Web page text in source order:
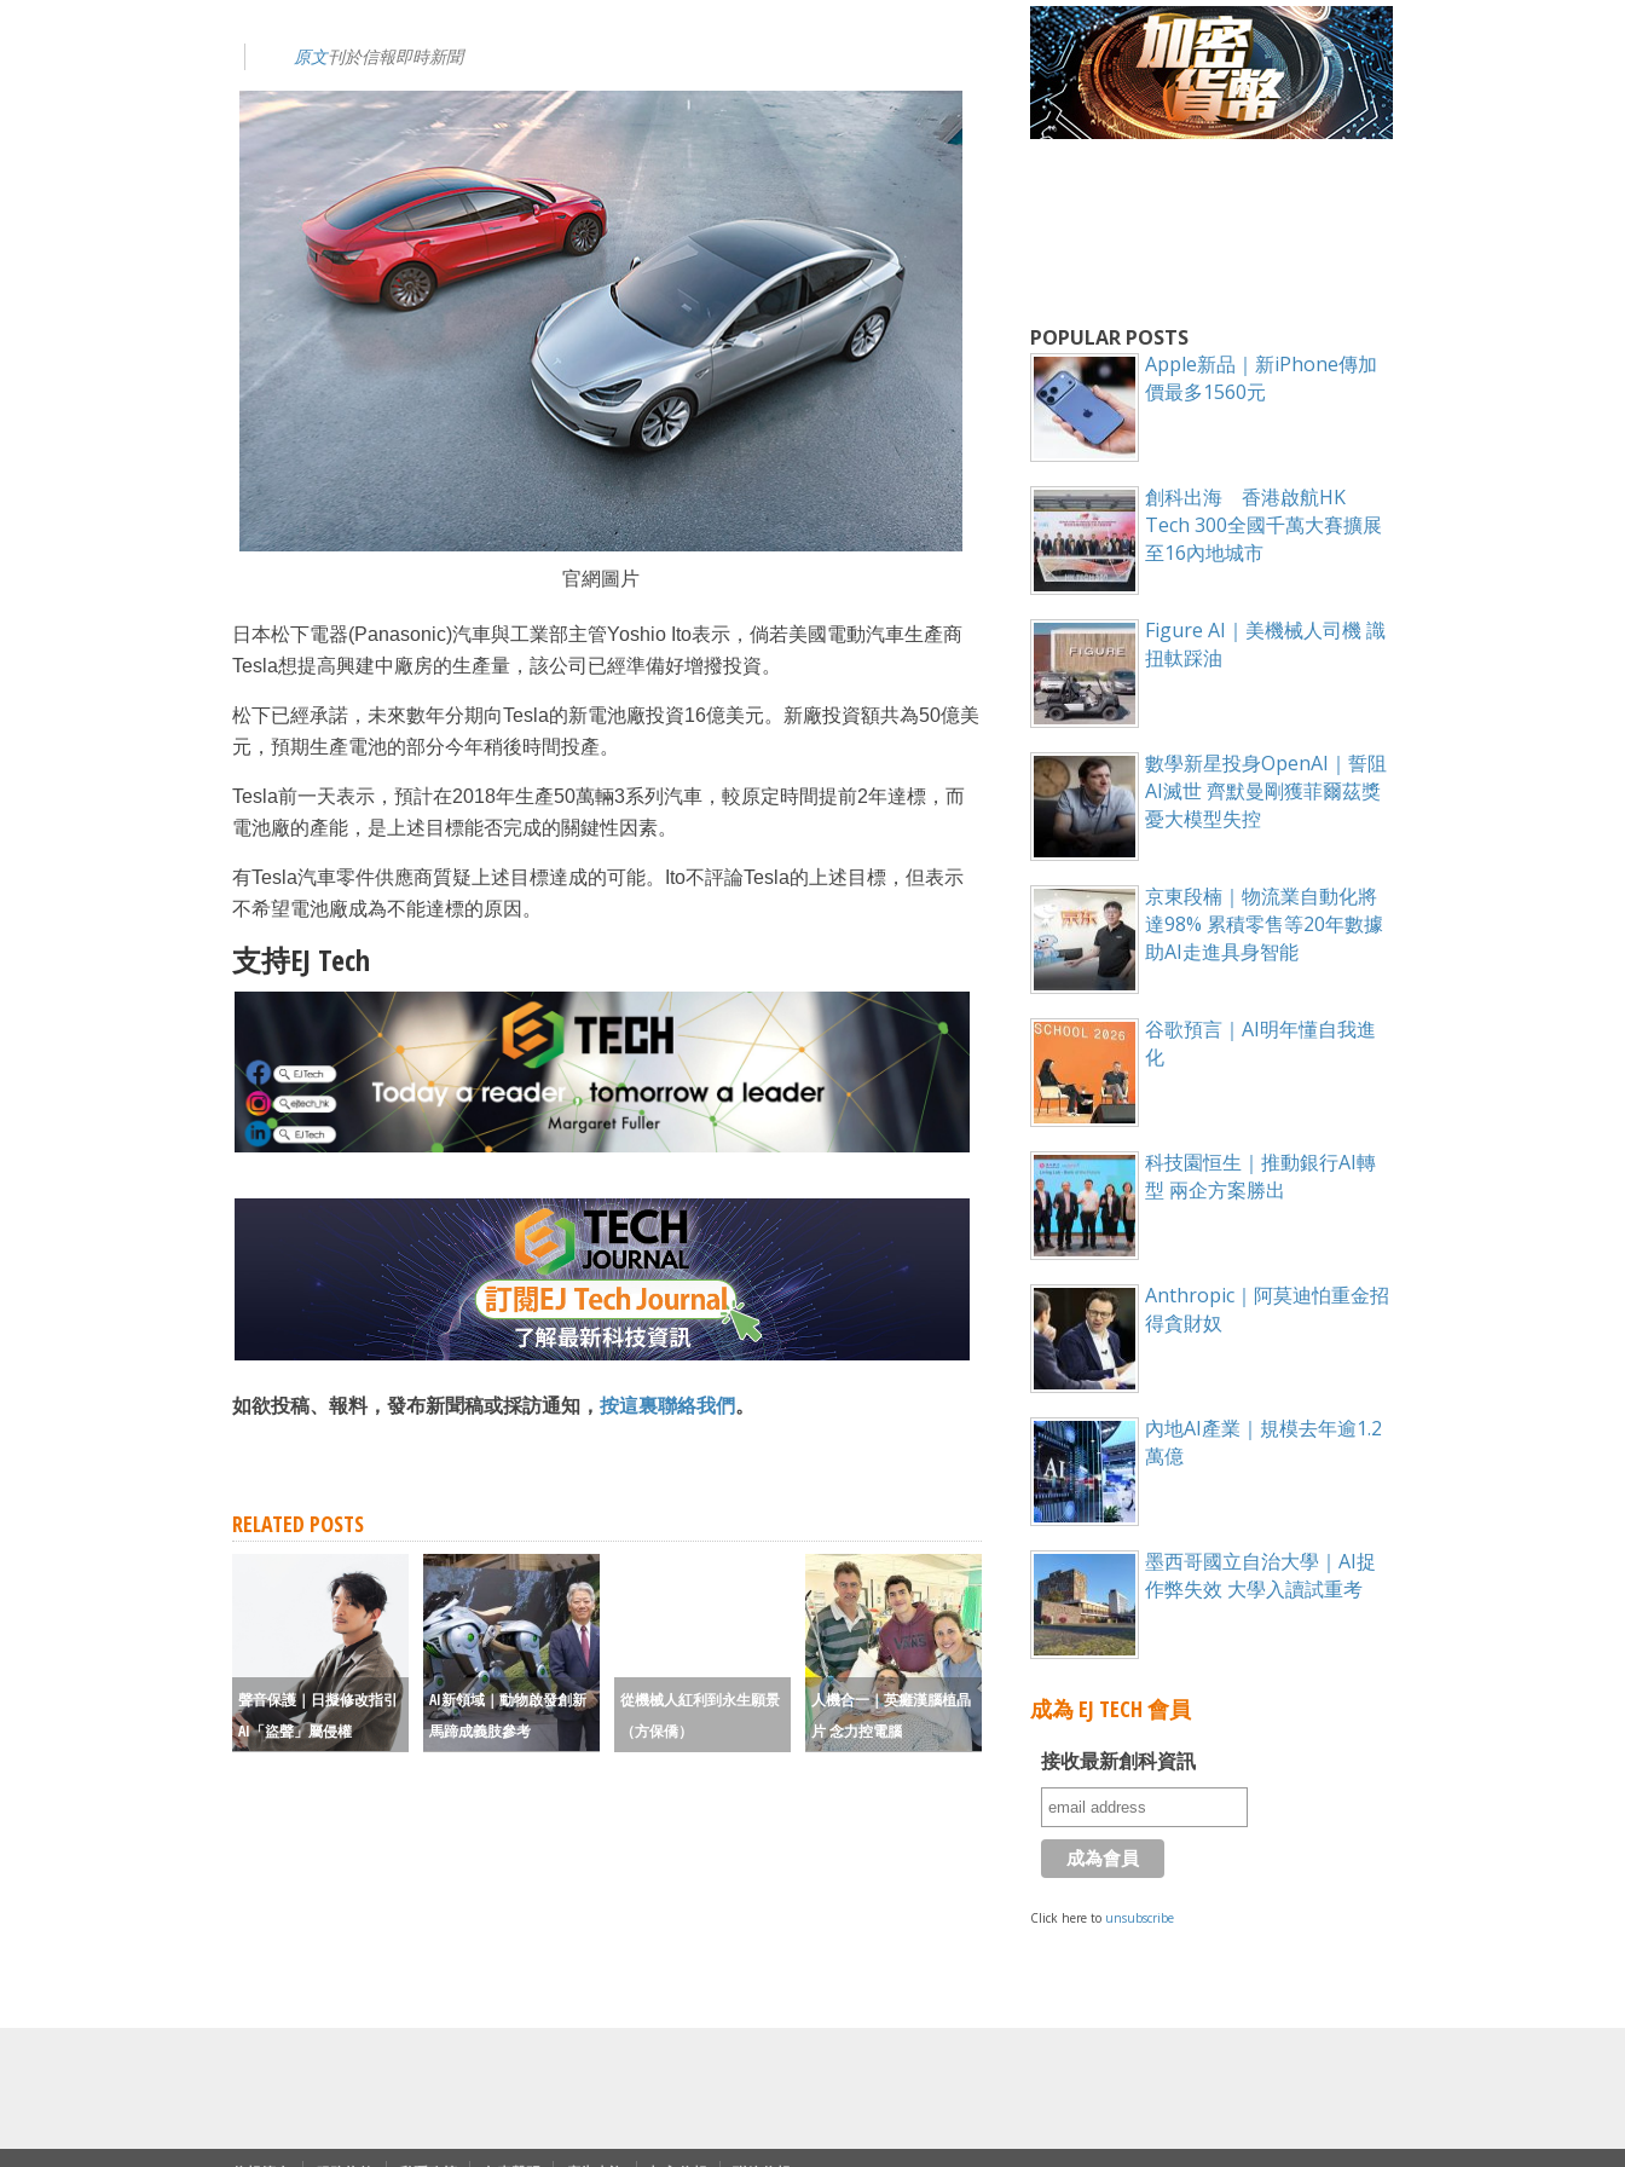
原文刊於信報即時新聞
官網圖片
日本松下電器(Panasonic)汽車與工業部主管Yoshio Ito表示，倘若美國電動汽車生產商
Tesla想提高興建中廠房的生產量，該公司已經準備好增撥投資。
松下已經承諾，未來數年分期向Tesla的新電池廠投資16億美元。新廠投資額共為50億美
元，預期生產電池的部分今年稍後時間投產。
Tesla前一天表示，預計在2018年生產50萬輛3系列汽車，較原定時間提前2年達標，而
電池廠的產能，是上述目標能否完成的關鍵性因素。
有Tesla汽車零件供應商質疑上述目標達成的可能。Ito不評論Tesla的上述目標，但表示
不希望電池廠成為不能達標的原因。
支持EJ Tech
如欲投稿、報料，發布新聞稿或採訪通知， 按這裏聯絡我們。
RELATED POSTS
聲音保護｜日擬修改指引
AI「盜聲」屬侵權
AI新領域｜動物啟發創新
馬蹄成義肢參考
從機械人紅利到永生願景
（方保僑）
人機合一｜英癱漢腦植晶
片 念力控電腦
POPULAR POSTS
Apple新品｜新iPhone傳加
價最多1560元
創科出海 香港啟航HK
Tech 300全國千萬大賽擴展
至16內地城市
Figure AI｜美機械人司機 識
扭軚踩油
數學新星投身OpenAI｜誓阻
AI滅世 齊默曼剛獲菲爾茲獎
憂大模型失控
京東段楠｜物流業自動化將
達98% 累積零售等20年數據
助AI走進具身智能
谷歌預言｜AI明年懂自我進
化
科技園恒生｜推動銀行AI轉
型 兩企方案勝出
Anthropic｜阿莫迪怕重金招
得貪財奴
內地AI產業｜規模去年逾1.2
萬億
墨西哥國立自治大學｜AI捉
作弊失效 大學入讀試重考
成為 EJ TECH 會員
接收最新創科資訊
Click here to unsubscribe
最新資訊（附創業懶人包），直達郵箱！